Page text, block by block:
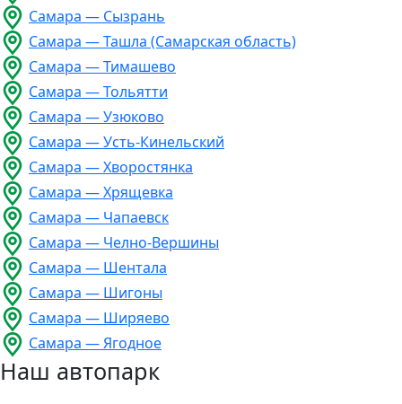
Самара — Сызрань
Самара — Ташла (Самарская область)
Самара — Тимашево
Самара — Тольятти
Самара — Узюково
Самара — Усть-Кинельский
Самара — Хворостянка
Самара — Хрящевка
Самара — Чапаевск
Самара — Челно-Вершины
Самара — Шентала
Самара — Шигоны
Самара — Ширяево
Самара — Ягодное
Наш автопарк